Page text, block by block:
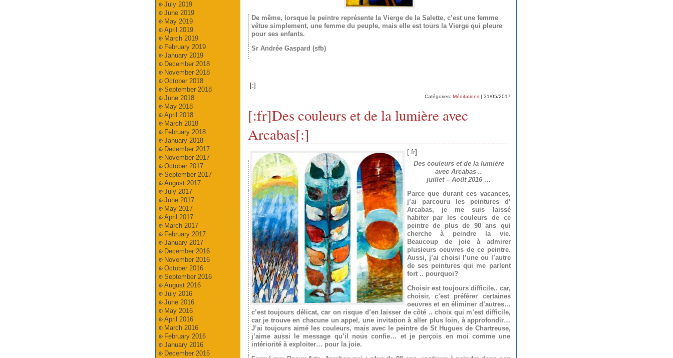
De même, lorsque le peintre représente la Vierge de la Salette, c’est une femme
vêtue simplement, une femme du peuple, mais elle est tours la Vierge qui pleure
pour ses enfants.
Sr Andrée Gaspard (sfb)
[:]
Catégories: Méditations| 31/05/2017
[:fr]Des couleurs et de la lumière avec
Arcabas[:]
[:fr]
Des couleurs et de la lumière
avec Arcabas ..
juillet – Août 2016 …
Parce que durant ces vacances,
j’ai parcouru les peintures d’
Arcabas, je me suis laissé
habiter par les couleurs de ce
peintre de plus de 90 ans qui
cherche à peindre la vie.
Beaucoup de joie à admirer
plusieurs oeuvres de ce peintre.
Aussi, j’ai choisi l’une ou l’autre
de ses peintures qui me parlent
fort .. pourquoi?
Choisir est toujours difficile.. car,
choisir, c’est préférer certaines
oeuvres et en éliminer d’autres…
c’est toujours délicat, car on risque d’en laisser de côté .. choix qui m’est difficile,
car je trouve en chacune un appel, une invitation à aller plus loin, à approfondir…
J’ai toujours aimé les couleurs, mais avec le peintre de St Hugues de Chartreuse,
j’aime aussi le message qu’il nous confie… et je perçois en moi comme une
intériorité à exploiter… pour la joie.
July 2019
June 2019
May 2019
April 2019
March 2019
February 2019
January 2019
December 2018
November 2018
October 2018
September 2018
June 2018
May 2018
April 2018
March 2018
February 2018
January 2018
December 2017
November 2017
October 2017
September 2017
August 2017
July 2017
June 2017
May 2017
April 2017
March 2017
February 2017
January 2017
December 2016
November 2016
October 2016
September 2016
August 2016
July 2016
June 2016
May 2016
April 2016
March 2016
February 2016
January 2016
December 2015